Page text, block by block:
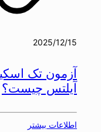
2025/12/15
آزمون تک
آیلتس چیست؟
اطلاعات بیشتر